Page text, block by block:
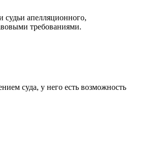
апелляционного,
требованиями.
суда, у него есть возможность